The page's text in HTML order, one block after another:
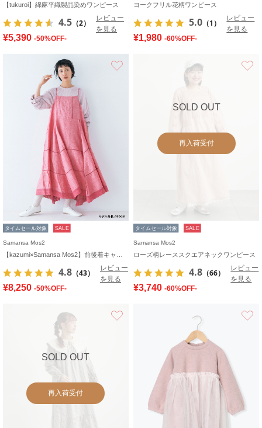
【tukuroi】綿麻平織製品染めワンピース
4.5 （2）
レビュー
を見る
¥5,390 -50%OFF-
ヨークフリル花柄ワンピース
5.0 （1）
レビュー
を見る
¥1,980 -60%OFF-
タイムセール対象 SALE
Samansa Mos2
4.8 （43）
レビュー
を見る
¥8,250 -50%OFF-
SOLD OUT
再入荷受付
タイムセール対象 SALE
Samansa Mos2
ローズ柄レーススクエアネックワンピース
4.8 （66）
レビュー
を見る
¥3,740 -60%OFF-
SOLD OUT
再入荷受付